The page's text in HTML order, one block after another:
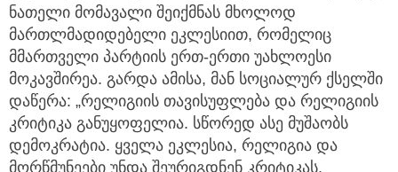
ნათელი მომავალი შეიქმნას მხოლოდ
მართლმადიდებელი ეკლესიით, რომელიც
მმართველი პარტიის ერთ-ერთი უახლოესი
მოკავშირეა. გარდა ამისა, მან სოციალურ ქსელში
დაწერა: „რელიგიის თავისუფლება და რელიგიის
კრიტიკა განუყოფელია. სწორედ ასე მუშაობს
დემოკრატია. ყველა ეკლესია, რელიგია და
მორწმუნეები უნდა შეურიგდნენ კრიტიკას.